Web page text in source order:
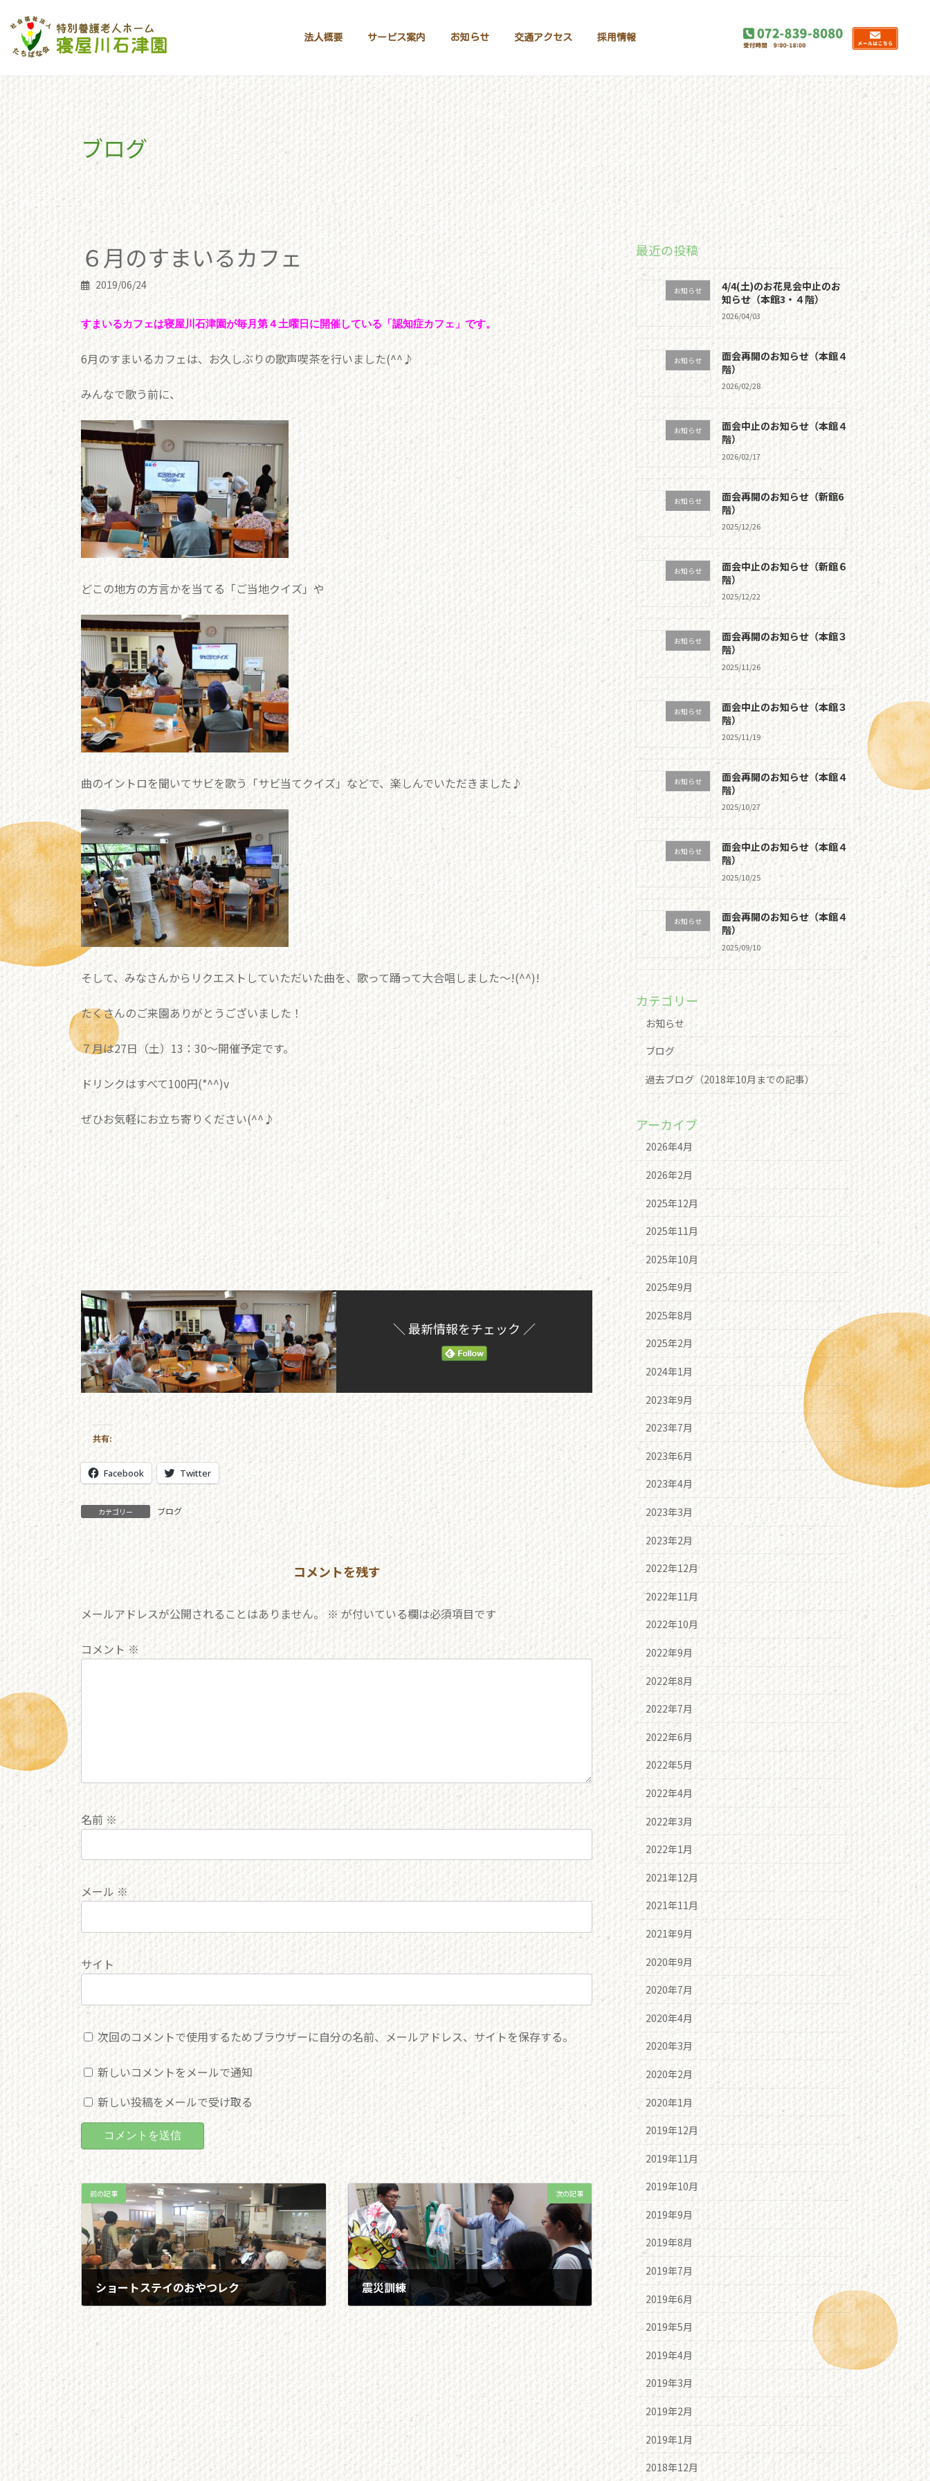
ツ
ッ
シ
移
法人概要 サービス案内 お知らせ 交通アクセス 採用情報
ブログ
toppage ブログ ６月のすまいるカフェ
６月のすまいるカフェ
2019/06/24
すまいるカフェは寝屋川石津園が毎月第４土曜日に開催している「認知症カフェ」です。
6月のすまいるカフェは、お久しぶりの歌声喫茶を行いました(^^♪
みんなで歌う前に、
どこの地方の方言かを当てる「ご当地クイズ」や
曲のイントロを聞いてサビを歌う「サビ当てクイズ」などで、楽しんでいただきました♪
そして、みなさんからリクエストしていただいた曲を、歌って踊って大合唱しました～!(^^)!
たくさんのご来園ありがとうございました！
７月は27日（土）13：30～開催予定です。
ドリンクはすべて100円(*^^)v
ぜひお気軽にお立ち寄りください(^^♪
＼ 最新情報をチェック ／
共有:
Facebook Twitter
カテゴリー ブログ
コメントを残す
メールアドレスが公開されることはありません。 ※ が付いている欄は必須項目です
コメント ※
名前 ※
メール ※
サイト
次回のコメントで使用するためブラウザーに自分の名前、メールアドレス、サイトを保存する。
新しいコメントをメールで通知
新しい投稿をメールで受け取る
前の記事
ショートステイのおやつレク
2019/06/24
次の記事
震災訓練
2019/07/04
最近の投稿
お知らせ
4/4(土)のお花見会中止のお
知らせ（本館3・４階）
2026/04/03
お知らせ
面会再開のお知らせ（本館４
階）
2026/02/28
お知らせ
面会中止のお知らせ（本館４
階）
2026/02/17
お知らせ
面会再開のお知らせ（新館6
階）
2025/12/26
お知らせ
面会中止のお知らせ（新館６
階）
2025/12/22
お知らせ
面会再開のお知らせ（本館３
階）
2025/11/26
お知らせ
面会中止のお知らせ（本館３
階）
2025/11/19
お知らせ
面会再開のお知らせ（本館４
階）
2025/10/27
お知らせ
面会中止のお知らせ（本館４
階）
2025/10/25
お知らせ
面会再開のお知らせ（本館４
階）
2025/09/10
カテゴリー
お知らせ
ブログ
過去ブログ（2018年10月までの記事）
アーカイブ
2026年4月
2026年2月
2025年12月
2025年11月
2025年10月
2025年9月
2025年8月
2025年2月
2024年1月
2023年9月
2023年7月
2023年6月
2023年4月
2023年3月
2023年2月
2022年12月
2022年11月
2022年10月
2022年9月
2022年8月
2022年7月
2022年6月
2022年5月
2022年4月
2022年3月
2022年1月
2021年12月
2021年11月
2021年9月
2020年9月
2020年7月
2020年4月
2020年3月
2020年2月
2020年1月
2019年12月
2019年11月
2019年10月
2019年9月
2019年8月
2019年7月
2019年6月
2019年5月
2019年4月
2019年3月
2019年2月
2019年1月
2018年12月